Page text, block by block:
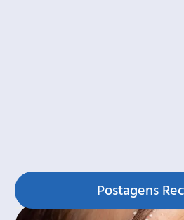
Postagens